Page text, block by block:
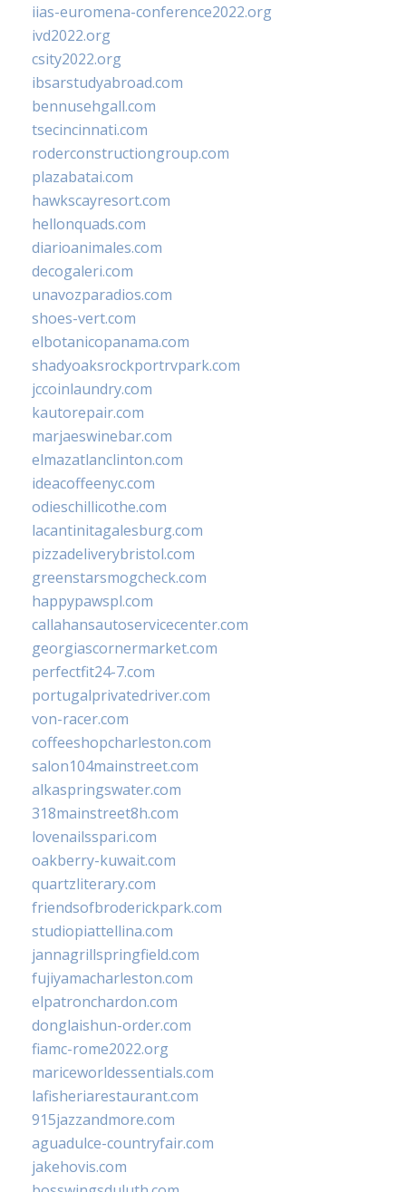
iias-euromena-conference2022.org
ivd2022.org
csity2022.org
ibsarstudyabroad.com
bennusehgall.com
tsecincinnati.com
roderconstructiongroup.com
plazabatai.com
hawkscayresort.com
hellonquads.com
diarioanimales.com
decogaleri.com
unavozparadios.com
shoes-vert.com
elbotanicopanama.com
shadyoaksrockportrvpark.com
jccoinlaundry.com
kautorepair.com
marjaeswinebar.com
elmazatlanclinton.com
ideacoffeenyc.com
odieschillicothe.com
lacantinitagalesburg.com
pizzadeliverybristol.com
greenstarsmogcheck.com
happypawspl.com
callahansautoservicecenter.com
georgiascornermarket.com
perfectfit24-7.com
portugalprivatedriver.com
von-racer.com
coffeeshopcharleston.com
salon104mainstreet.com
alkaspringswater.com
318mainstreet8h.com
lovenailsspari.com
oakberry-kuwait.com
quartzliterary.com
friendsofbroderickpark.com
studiopiattellina.com
jannagrillspringfield.com
fujiyamacharleston.com
elpatronchardon.com
donglaishun-order.com
fiamc-rome2022.org
mariceworldessentials.com
lafisheriarestaurant.com
915jazzandmore.com
aguadulce-countryfair.com
jakehovis.com